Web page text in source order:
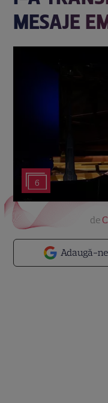
MESAJE
6
Adaugă-
de